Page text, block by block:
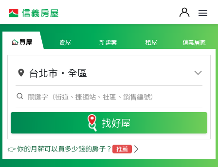
買屋 賣屋 新建案 租屋 信義居家
台北市 ・ 全區
找好屋
👉 你的月薪可以買多少錢的房子？ 推薦